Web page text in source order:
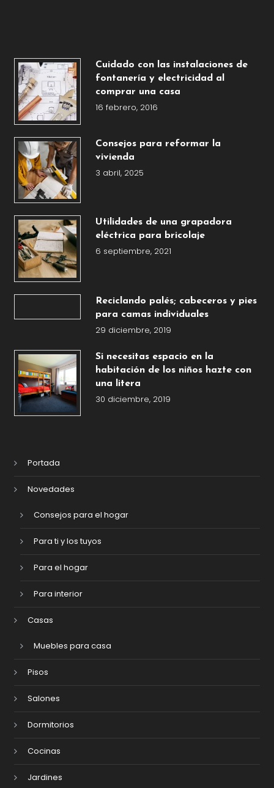
Cuidado con las instalaciones de
fontanería y electricidad al
comprar una casa
16 febrero, 2016
Consejos para reformar la
vivienda
3 abril, 2025
Utilidades de una grapadora
eléctrica para bricolaje
6 septiembre, 2021
Reciclando palés; cabeceros y pies
para camas individuales
29 diciembre, 2019
Si necesitas espacio en la
habitación de los niños hazte con
una litera
30 diciembre, 2019
Portada
Novedades
Consejos para el hogar
Para ti y los tuyos
Para el hogar
Para interior
Casas
Muebles para casa
Pisos
Salones
Dormitorios
Cocinas
Jardines